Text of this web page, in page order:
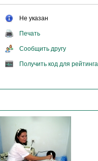
Не указан
Печать
Сообщить другу
Получить код для рейтинга